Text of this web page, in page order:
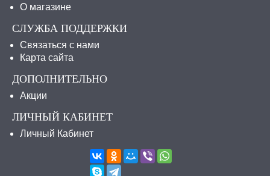
О магазине
СЛУЖБА ПОДДЕРЖКИ
Связаться с нами
Карта сайта
ДОПОЛНИТЕЛЬНО
Акции
ЛИЧНЫЙ КАБИНЕТ
Личный Кабинет